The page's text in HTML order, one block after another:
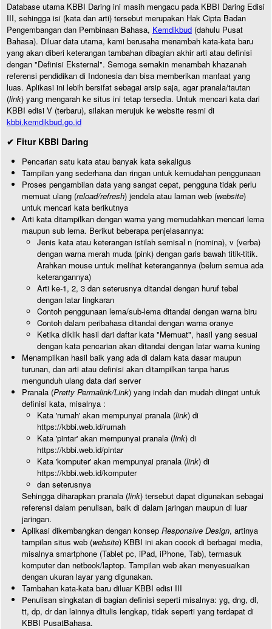
Database utama KBBI Daring ini masih mengacu pada KBBI Daring Edisi
III, sehingga isi (kata dan arti) tersebut merupakan Hak Cipta Badan
Pengembangan dan Pembinaan Bahasa, Kemdikbud (dahulu Pusat
Bahasa). Diluar data utama, kami berusaha menambah kata-kata baru
yang akan diberi keterangan tambahan dibagian akhir arti atau definisi
dengan "Definisi Eksternal". Semoga semakin menambah khazanah
referensi pendidikan di Indonesia dan bisa memberikan manfaat yang
luas. Aplikasi ini lebih bersifat sebagai arsip saja, agar pranala/tautan
(link) yang mengarah ke situs ini tetap tersedia. Untuk mencari kata dari
KBBI edisi V (terbaru), silakan merujuk ke website resmi di
kbbi.kemdikbud.go.id
✔ Fitur KBBI Daring
Pencarian satu kata atau banyak kata sekaligus
Tampilan yang sederhana dan ringan untuk kemudahan penggunaan
Proses pengambilan data yang sangat cepat, pengguna tidak perlu
memuat ulang (reload/refresh) jendela atau laman web (website)
untuk mencari kata berikutnya
Arti kata ditampilkan dengan warna yang memudahkan mencari lema
maupun sub lema. Berikut beberapa penjelasannya:
Jenis kata atau keterangan istilah semisal n (nomina), v (verba)
dengan warna merah muda (pink) dengan garis bawah titik-titik.
Arahkan mouse untuk melihat keterangannya (belum semua ada
keterangannya)
Arti ke-1, 2, 3 dan seterusnya ditandai dengan huruf tebal
dengan latar lingkaran
Contoh penggunaan lema/sub-lema ditandai dengan warna biru
Contoh dalam peribahasa ditandai dengan warna oranye
Ketika diklik hasil dari daftar kata "Memuat", hasil yang sesuai
dengan kata pencarian akan ditandai dengan latar warna kuning
Menampilkan hasil baik yang ada di dalam kata dasar maupun
turunan, dan arti atau definisi akan ditampilkan tanpa harus
mengunduh ulang data dari server
Pranala (Pretty Permalink/Link) yang indah dan mudah diingat untuk
definisi kata, misalnya :
Kata 'rumah' akan mempunyai pranala (link) di
https://kbbi.web.id/rumah
Kata 'pintar' akan mempunyai pranala (link) di
https://kbbi.web.id/pintar
Kata 'komputer' akan mempunyai pranala (link) di
https://kbbi.web.id/komputer
dan seterusnya
Sehingga diharapkan pranala (link) tersebut dapat digunakan sebagai
referensi dalam penulisan, baik di dalam jaringan maupun di luar
jaringan.
Aplikasi dikembangkan dengan konsep Responsive Design, artinya
tampilan situs web (website) KBBI ini akan cocok di berbagai media,
misalnya smartphone (Tablet pc, iPad, iPhone, Tab), termasuk
komputer dan netbook/laptop. Tampilan web akan menyesuaikan
dengan ukuran layar yang digunakan.
Tambahan kata-kata baru diluar KBBI edisi III
Penulisan singkatan di bagian definisi seperti misalnya: yg, dng, dl,
tt, dp, dr dan lainnya ditulis lengkap, tidak seperti yang terdapat di
KBBI PusatBahasa.